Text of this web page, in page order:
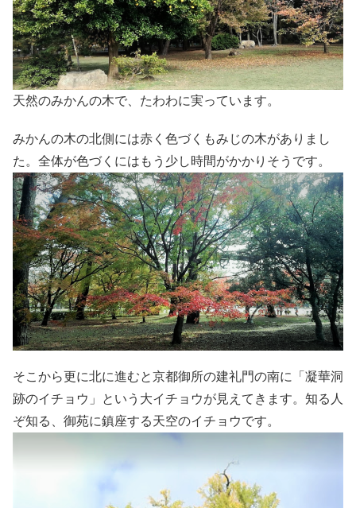
天然のみかんの木で、たわわに実っています。
みかんの木の北側には赤く色づくもみじの木がありまし
た。全体が色づくにはもう少し時間がかかりそうです。
そこから更に北に進むと京都御所の建礼門の南に「凝華洞
跡のイチョウ」という大イチョウが見えてきます。知る人
ぞ知る、御苑に鎮座する天空のイチョウです。